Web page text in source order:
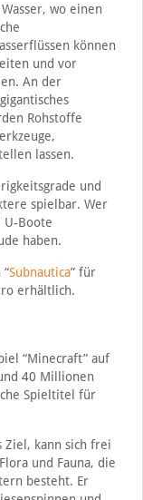
wo einen
können
und vor
An der
Rohstoffe
lassen.
und
spielbar. Wer
U-Boote
haben.
Subnautica” für
erhältlich.
“Minecraft” auf
40 Millionen
Spieltitel für
Ziel, kann sich frei
und Fauna, die
besteht. Er